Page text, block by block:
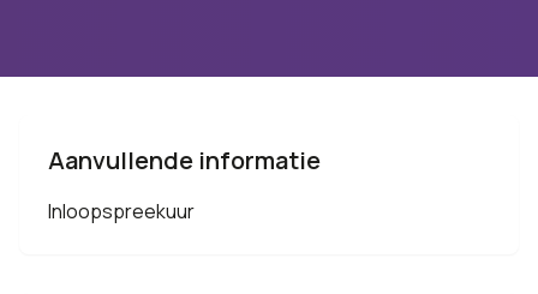
Aanvullende informatie
Inloopspreekuur